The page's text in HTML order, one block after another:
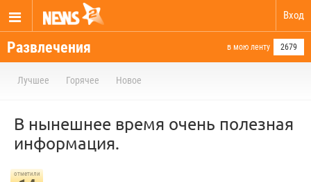
Вход
Развлечения в мою ленту 2679
Лучшее Горячее Новое
В нынешнее время очень полезная
информация.
отметили